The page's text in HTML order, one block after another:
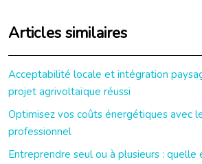
Articles similaires
Acceptabilité locale et intégration
projet agrivoltaïque réussi
Optimisez vos coûts énergétiques avec
professionnel
Entreprendre seul ou à plusieurs : quelle